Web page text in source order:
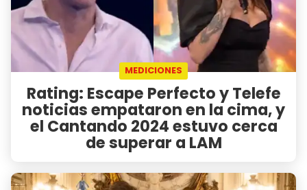
MEDICIONES
Rating: Escape Perfecto y Telefe
noticias empataron en la cima, y
el Cantando 2024 estuvo cerca
de superar a LAM